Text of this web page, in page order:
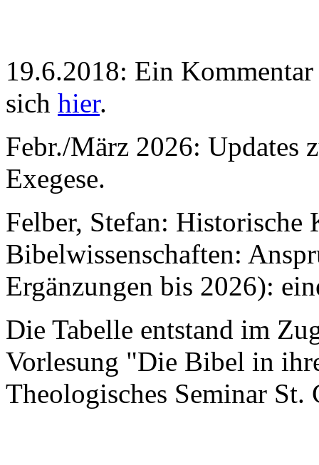
19.6.2018: Ein
sich hier.
Febr./März 2026: Updates
Exegese.
Felber, Stefan:
Bibelwissenschaften:
Ergänzungen bis 2026):
Die Tabelle entstand im
Vorlesung "Die Bibel in
Theologisches Seminar St.